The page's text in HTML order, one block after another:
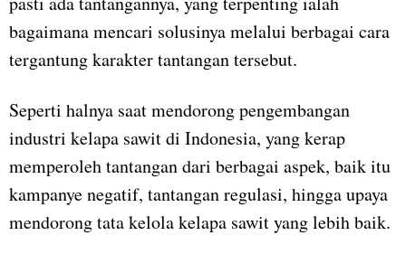
bagaimana mencari solusinya melalui berbagai cara
tergantung karakter tantangan tersebut.
Seperti halnya saat mendorong pengembangan
industri kelapa sawit di Indonesia, yang kerap
memperoleh tantangan dari berbagai aspek, baik itu
kampanye negatif, tantangan regulasi, hingga upaya
mendorong tata kelola kelapa sawit yang lebih baik.